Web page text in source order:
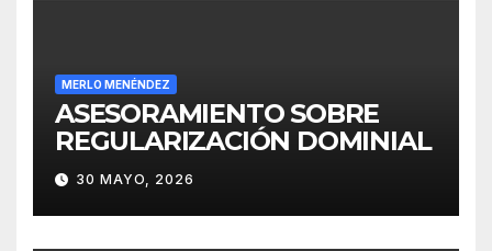
MERLO MENÉNDEZ
ASESORAMIENTO SOBRE
REGULARIZACIÓN DOMINIAL
30 MAYO, 2026